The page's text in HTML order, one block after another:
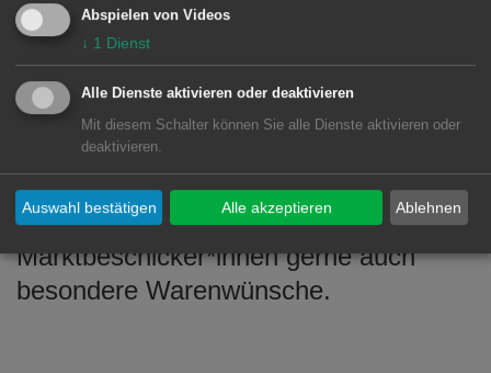
aus Schwäbisch Gmünd wird eine
große Vielfalt an hochwertigen wie
saisonalen Lebensmitteln und Waren –
beispielsweise Gemüse, Obst, Eier,
Nudel, Kartoffeln, Käse, Blumen,
Pflanzen und Gewürzen – angeboten.
Auf Vorbestellung erfüllen die
Marktbeschicker*innen gerne auch
besondere Warenwünsche.
Abspielen von Videos
↓ 1 Dienst
Alle Dienste aktivieren oder deaktivieren
Mit diesem Schalter können Sie alle Dienste aktivieren oder
deaktivieren.
Ablehnen
Auswahl bestätigen Alle akzeptieren